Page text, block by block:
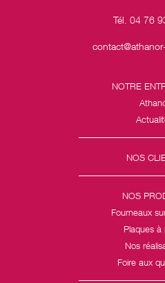
Tél. 04 76
NOTRE
NOS
NOS
Fourneaux
Plaques à
Nos
Foire aux